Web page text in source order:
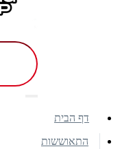
דף הבית
התאוששות